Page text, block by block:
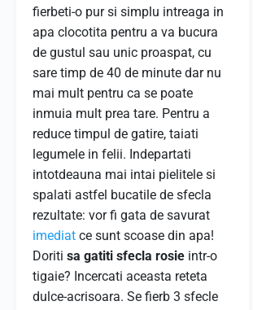
fierbeti-o pur si simplu intreaga in
apa clocotita pentru a va bucura
de gustul sau unic proaspat, cu
sare timp de 40 de minute dar nu
mai mult pentru ca se poate
inmuia mult prea tare. Pentru a
reduce timpul de gatire, taiati
legumele in felii. Indepartati
intotdeauna mai intai pielitele si
spalati astfel bucatile de sfecla
rezultate: vor fi gata de savurat
imediat ce sunt scoase din apa!
Doriti sa gatiti sfecla rosie intr-o
tigaie? Incercati aceasta reteta
dulce-acrisoara. Se fierb 3 sfecle